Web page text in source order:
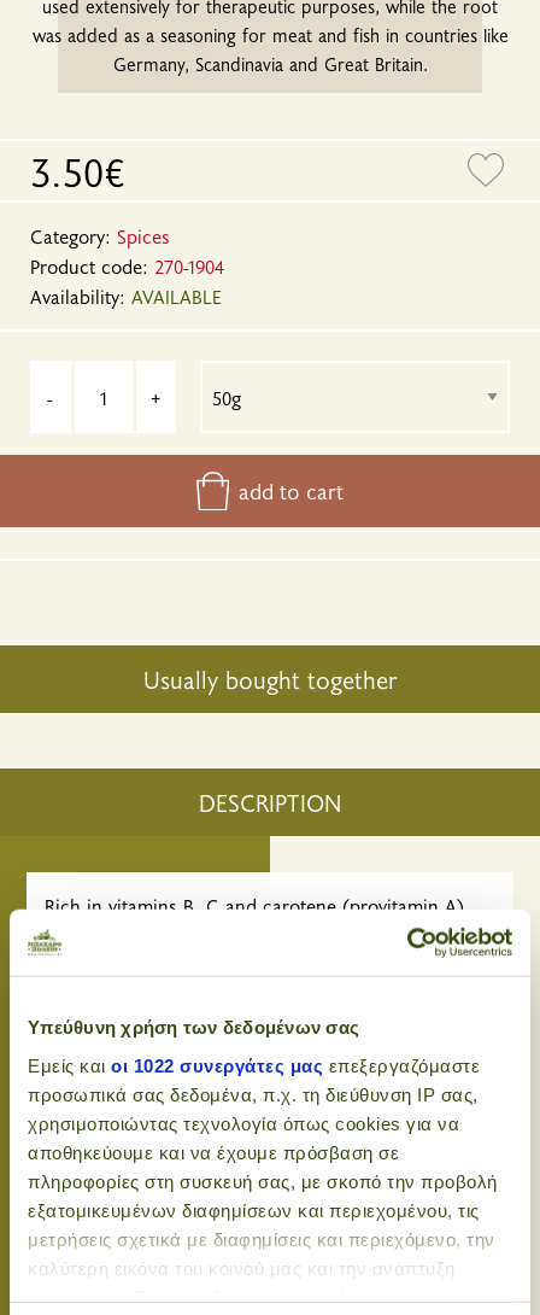
Υπεύθυνη χρήση των δεδομένων σας
Εμείς και οι 1022 συνεργάτες μας επεξεργαζόμαστε
προσωπικά σας δεδομένα, π.χ. τη διεύθυνση IP σας,
χρησιμοποιώντας τεχνολογία όπως cookies για να
αποθηκεύουμε και να έχουμε πρόσβαση σε
πληροφορίες στη συσκευή σας, με σκοπό την προβολή
εξατομικευμένων διαφημίσεων και περιεχομένου, τις
μετρήσεις σχετικά με διαφημίσεις και περιεχόμενο, την
καλύτερη εικόνα του κοινού μας και την ανάπτυξη
used extensively for therapeutic purposes, while the root
was added as a seasoning for meat and fish in countries like
Germany, Scandinavia and Great Britain.
3.50€
Category: Spices
Product code: 270-1904
Availability: AVAILABLE
- +
add to cart
Usually bought together
DESCRIPTION
Rich in vitamins B, C and carotene (provitamin A),
and minerals such as iron, potassium, magnesium
and calcium.
It is the main ingredient for the famous sauce
horseradish. However, aside from the spiciness of
the horseradish it is suitable to preserve meat and
fish thanks to bacteriostatic and antiseptic
properties.
In Japan, horseradish has progressively replace the
plant wasabi the namesake sauce because of its
rarity.